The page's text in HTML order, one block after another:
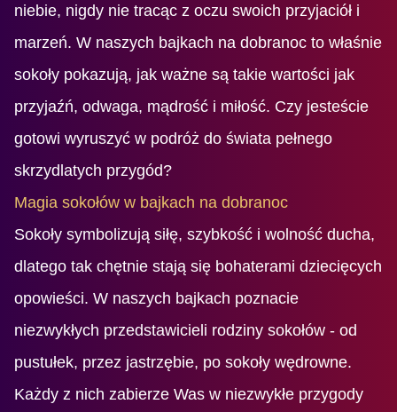
niebie, nigdy nie tracąc z oczu swoich przyjaciół i
marzeń. W naszych bajkach na dobranoc to właśnie
sokoły pokazują, jak ważne są takie wartości jak
przyjaźń, odwaga, mądrość i miłość. Czy jesteście
gotowi wyruszyć w podróż do świata pełnego
skrzydlatych przygód?
Magia sokołów w bajkach na dobranoc
Sokoły symbolizują siłę, szybkość i wolność ducha,
dlatego tak chętnie stają się bohaterami dziecięcych
opowieści. W naszych bajkach poznacie
niezwykłych przedstawicieli rodziny sokołów - od
pustułek, przez jastrzębie, po sokoły wędrowne.
Każdy z nich zabierze Was w niezwykłe przygody